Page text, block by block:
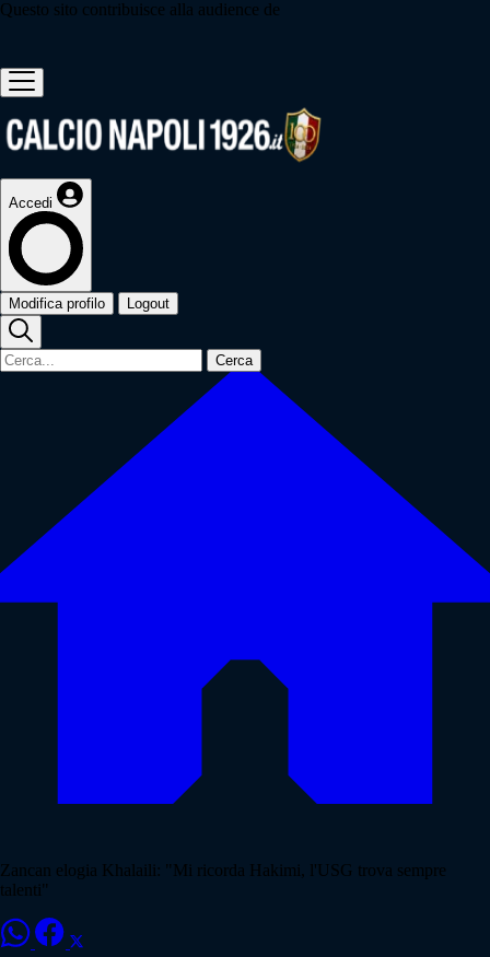
Questo sito contribuisce alla audience de
Accedi
Modifica profilo Logout
Cerca
Zancan elogia Khalaili: "Mi ricorda Hakimi, l'USG trova sempre
talenti"